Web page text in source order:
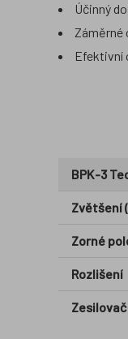
Účinný
Záměrné
Efektivní
BPK-3
Zvětšení
Zorné
Rozlišení